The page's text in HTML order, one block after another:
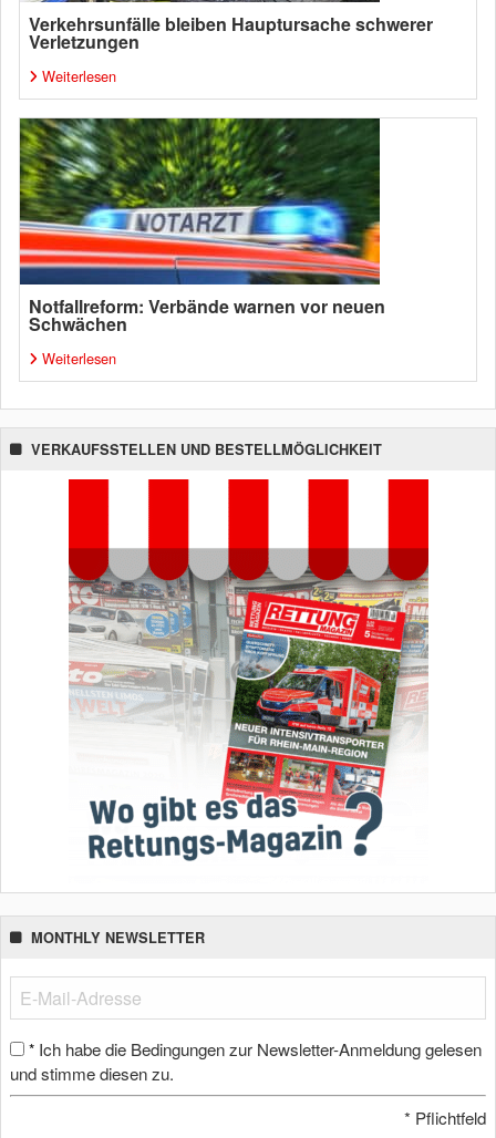
Verkehrsunfälle bleiben Hauptursache schwerer
Verletzungen
Weiterlesen
Notfallreform: Verbände warnen vor neuen
Schwächen
Weiterlesen
VERKAUFSSTELLEN UND BESTELLMÖGLICHKEIT
MONTHLY NEWSLETTER
* Ich habe die Bedingungen zur Newsletter-Anmeldung gelesen
und stimme diesen zu.
* Pflichtfeld